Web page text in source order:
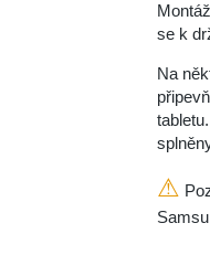
se k
Na
⚠